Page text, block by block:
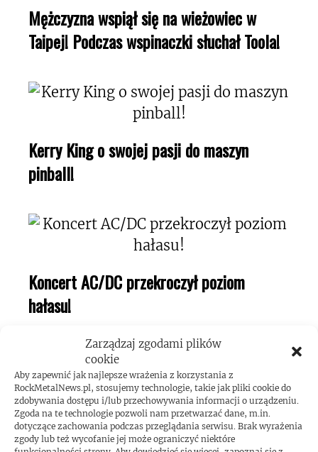
Zarządzaj zgodami plików
cookie
Aby zapewnić jak najlepsze wrażenia z korzystania z
RockMetalNews.pl, stosujemy technologie, takie jak pliki cookie do
zdobywania dostępu i/lub przechowywania informacji o urządzeniu.
Zgoda na te technologie pozwoli nam przetwarzać dane, m.in.
dotyczące zachowania podczas przeglądania serwisu. Brak wyrażenia
zgody lub też wycofanie jej może ograniczyć niektóre
Mężczyzna wspiął się na wieżowiec w
Taipej! Podczas wspinaczki słuchał Toola!
Kerry King o swojej pasji do maszyn
pinball!
Koncert AC/DC przekroczył poziom
hałasu!